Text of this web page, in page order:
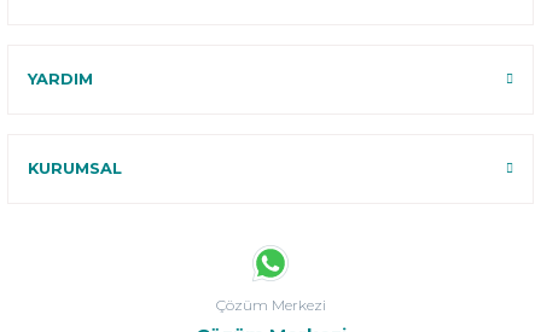
YARDIM
KURUMSAL
Çözüm Merkezi